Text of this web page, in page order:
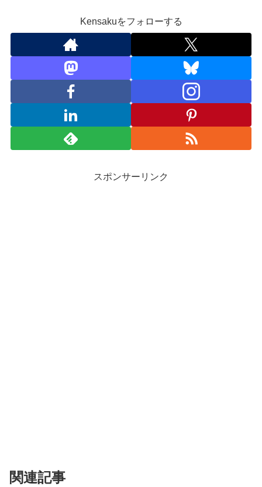
Kensakuをフォローする
スポンサーリンク
関連記事